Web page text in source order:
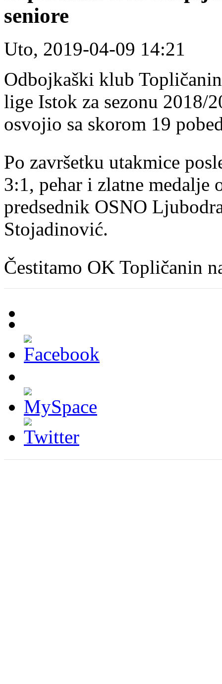
seniore
Uto, 2019-04-09 14:21
Odbojkaški klub
lige Istok za sezonu 2018/
osvojio sa skorom 19
Po završetku utakmice
3:1, pehar i zlatne medalje
predsednik OSNO
Stojadinović.
Čestitamo OK Topličanin